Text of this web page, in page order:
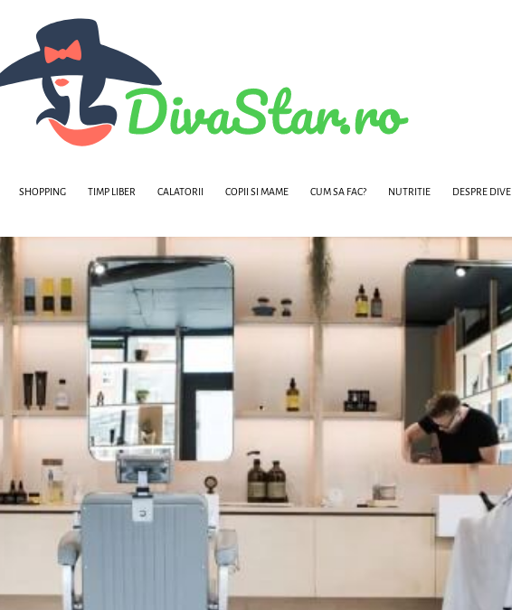
SHOPPING TIMP LIBER CALATORII COPII SI MAME CUM SA FAC? NUTRITIE DESPRE DIVE